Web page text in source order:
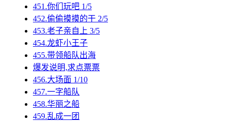
451.你们玩吧 1/5
452.偷偷摸摸的干 2/5
453.老子亲自上 3/5
454.龙虾小王子
455.带领船队出海
爆发说明,求点票票
456.大场面 1/10
457.一字船队
458.华丽之船
459.乱成一团